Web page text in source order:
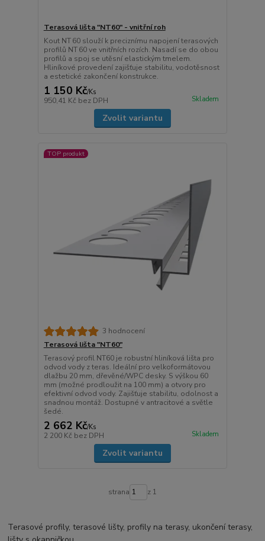
Terasová lišta "NT60" - vnitřní roh
Kout NT 60 slouží k preciznímu napojení terasových
profilů NT 60 ve vnitřních rozích. Nasadí se do obou
profilů a spoj se utěsní elastickým tmelem.
Hliníkové provedení zajišťuje stabilitu, vodotěsnost
a estetické zakončení konstrukce.
1 150 Kč/Ks
950,41 Kč bez DPH Skladem
Zvolit variantu
TOP produkt
3 hodnocení
Terasová lišta "NT60"
Terasový profil NT60 je robustní hliníková lišta pro
odvod vody z teras. Ideální pro velkoformátovou
dlažbu 20 mm, dřevěné/WPC desky. S výškou 60
mm (možné prodloužit na 100 mm) a otvory pro
efektivní odvod vody. Zajišťuje stabilitu, odolnost a
snadnou montáž. Dostupné v antracitové a světle
šedé.
2 662 Kč/Ks
2 200 Kč bez DPH Skladem
Zvolit variantu
strana z 1
Terasové profily, terasové lišty, profily na terasy, ukončení terasy,